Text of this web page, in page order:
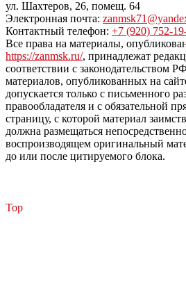
ул. Шахтеров, 26, помещ. 64
Электронная почта:
Контактный телефон: +7 (920) 752-
Все права на материалы,
https://zanmsk.ru/, принадлежат
соответствии с законодательством
материалов, опубликованных на
допускается только с письменного
правообладателя и с обязательной
страницу, с которой материал
должна размещаться
воспроизводящем оригинальный
до или после цитируемого блока.
Top